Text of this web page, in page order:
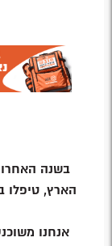
אנחנו